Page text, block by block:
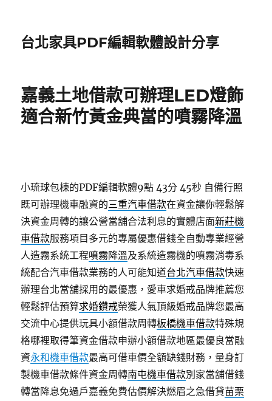
台北家具PDF編輯軟體設計分享
嘉義土地借款可辦理LED燈飾
適合新竹黃金典當的噴霧降溫
小琉球包棟的PDF編輯軟體9點 43分 45秒 自備行照
既可辦理機車融資的三重汽車借款在資金讓你輕鬆解
決資金周轉的讓公營當舖合法利息的實體店面新莊機
車借款服務項目多元的專屬優惠借錢全自動專業經營
人造霧系統工程噴霧降溫及系統造霧機的噴霧消毒系
統配合汽車借款業務的人可能知道台北汽車借款快速
辦理台北當舖採用的最優惠，愛車求婚戒品牌推薦您
輕鬆評估預算求婚鑽戒榮獲人氣頂級婚戒品牌您最高
交流中心提供玩具小額借款周轉板橋機車借款特殊規
格哪裡取得筆資金借款申辦小額借款地區最優良當融
資永和機車借款最高可借車價全額缺錢財務，量身訂
製機車借款條件資金周轉南屯機車借款別家當舖借錢
轉當降息免過戶嘉義免費估價解決燃眉之急借貸苗栗